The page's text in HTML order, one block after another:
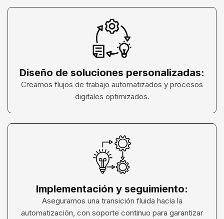
Diseño de soluciones personalizadas:
Creamos flujos de trabajo automatizados y procesos
digitales optimizados.
Implementación y seguimiento:
Aseguramos una transición fluida hacia la
automatización, con soporte continuo para garantizar